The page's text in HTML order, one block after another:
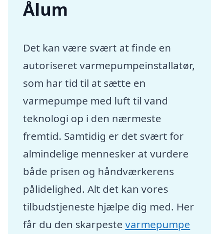
Ålum
Det kan være svært at finde en
autoriseret varmepumpeinstallatør,
som har tid til at sætte en
varmepumpe med luft til vand
teknologi op i den nærmeste
fremtid. Samtidig er det svært for
almindelige mennesker at vurdere
både prisen og håndværkerens
pålidelighed. Alt det kan vores
tilbudstjeneste hjælpe dig med. Her
får du den skarpestevarmepumpe